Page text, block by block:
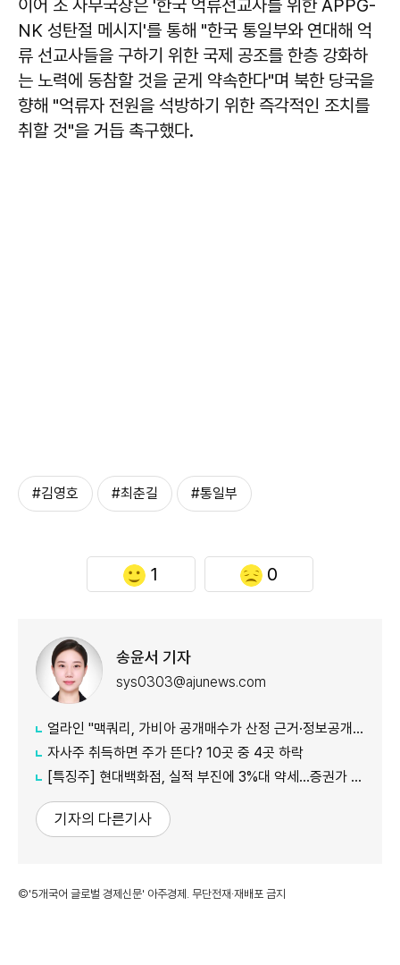
이어 조 사무국장은 '한국 억류선교사를 위한 APPG-
NK 성탄절 메시지'를 통해 "한국 통일부와 연대해 억
류 선교사들을 구하기 위한 국제 공조를 한층 강화하
는 노력에 동참할 것을 굳게 약속한다"며 북한 당국을
향해 "억류자 전원을 석방하기 위한 즉각적인 조치를
취할 것"을 거듭 촉구했다.
#김영호 #최춘길 #통일부
1 0
송윤서 기자
sys0303@ajunews.com
얼라인 "맥쿼리, 가비아 공개매수가 산정 근거·정보공개 더 밝혀야"
자사주 취득하면 주가 뜬다? 10곳 중 4곳 하락
[특징주] 현대백화점, 실적 부진에 3%대 약세…증권가 목표가 줄하향
기자의 다른기사
©'5개국어 글로벌 경제신문' 아주경제. 무단전재·재배포 금지